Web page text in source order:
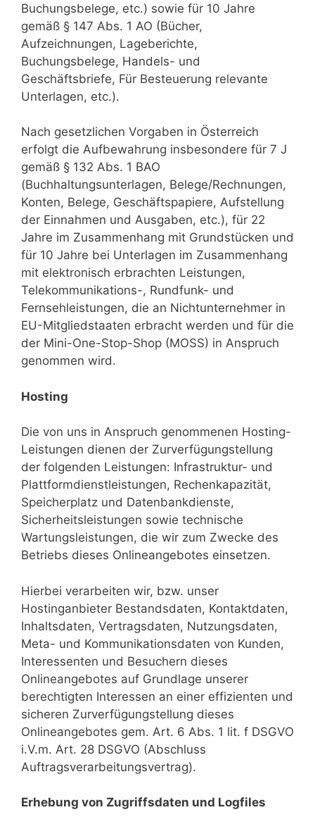
Buchungsbelege, etc.) sowie für 10 Jahre
gemäß § 147 Abs. 1 AO (Bücher,
Aufzeichnungen, Lageberichte,
Buchungsbelege, Handels- und
Geschäftsbriefe, Für Besteuerung relevante
Unterlagen, etc.).
Nach gesetzlichen Vorgaben in Österreich
erfolgt die Aufbewahrung insbesondere für 7 J
gemäß § 132 Abs. 1 BAO
(Buchhaltungsunterlagen, Belege/Rechnungen,
Konten, Belege, Geschäftspapiere, Aufstellung
der Einnahmen und Ausgaben, etc.), für 22
Jahre im Zusammenhang mit Grundstücken und
für 10 Jahre bei Unterlagen im Zusammenhang
mit elektronisch erbrachten Leistungen,
Telekommunikations-, Rundfunk- und
Fernsehleistungen, die an Nichtunternehmer in
EU-Mitgliedstaaten erbracht werden und für die
der Mini-One-Stop-Shop (MOSS) in Anspruch
genommen wird.
Hosting
Die von uns in Anspruch genommenen Hosting-
Leistungen dienen der Zurverfügungstellung
der folgenden Leistungen: Infrastruktur- und
Plattformdienstleistungen, Rechenkapazität,
Speicherplatz und Datenbankdienste,
Sicherheitsleistungen sowie technische
Wartungsleistungen, die wir zum Zwecke des
Betriebs dieses Onlineangebotes einsetzen.
Hierbei verarbeiten wir, bzw. unser
Hostinganbieter Bestandsdaten, Kontaktdaten,
Inhaltsdaten, Vertragsdaten, Nutzungsdaten,
Meta- und Kommunikationsdaten von Kunden,
Interessenten und Besuchern dieses
Onlineangebotes auf Grundlage unserer
berechtigten Interessen an einer effizienten und
sicheren Zurverfügungstellung dieses
Onlineangebotes gem. Art. 6 Abs. 1 lit. f DSGVO
i.V.m. Art. 28 DSGVO (Abschluss
Auftragsverarbeitungsvertrag).
Erhebung von Zugriffsdaten und Logfiles